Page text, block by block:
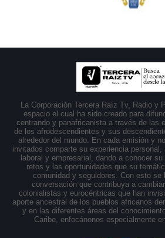
La Corporación Tercera Raíz Tv, Radio y
espacio el cual ha sido creado para
centrando y panafricanista a través de las
de los afrodescendientes y sus
alrededor del mundo. En cada emisión y
invitados comparte su experiencia personal,
laboral y empresarial, dando a conocer
retos y las oportunidades que su
comunidad y seguidores. Con esto se
conversación que contribuya a
colonialistas y eurocéntricas que han
aporte ancestral de los pueblos africanos
y en las diferentes áreas del
Caribe, enfocánonos especialmente